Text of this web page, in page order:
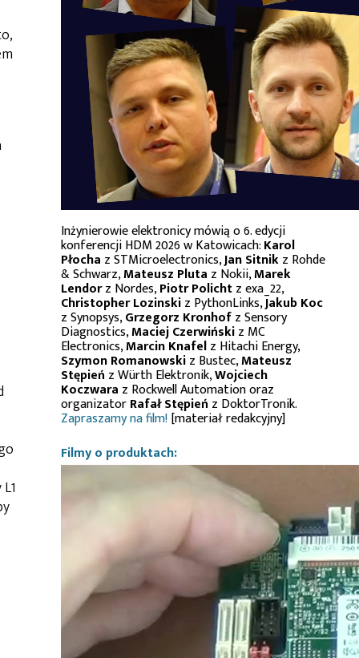
Inżynierowie elektronicy mówią o 6. edycji
konferencji HDM 2026 w Katowicach:Karol
Płocha z STMicroelectronics,Jan Sitnikz Rohde
& Schwarz,Mateusz Pluta z Nokii,Marek
Lendorz Nordes,Piotr Polichtz exa_22,
Christopher Lozinskiz PythonLinks,Jakub Koc
z Synopsys,Grzegorz Kronhofz Sensory
Diagnostics,Maciej Czerwińskiz MC
Electronics,Marcin Knafelz Hitachi Energy,
Szymon Romanowskiz Bustec,Mateusz
Stępień z Würth Elektronik,Wojciech
Koczwara z Rockwell Automation oraz
organizatorRafał Stępień z DoktorTronik.
Zapraszamy na film![materiał redakcyjny]
Filmy o produktach: